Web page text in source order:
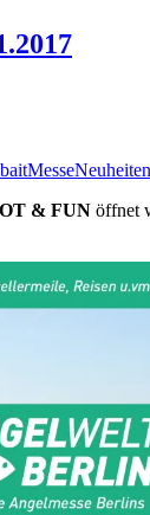
MesseNeuheiten
& FUN öffnet